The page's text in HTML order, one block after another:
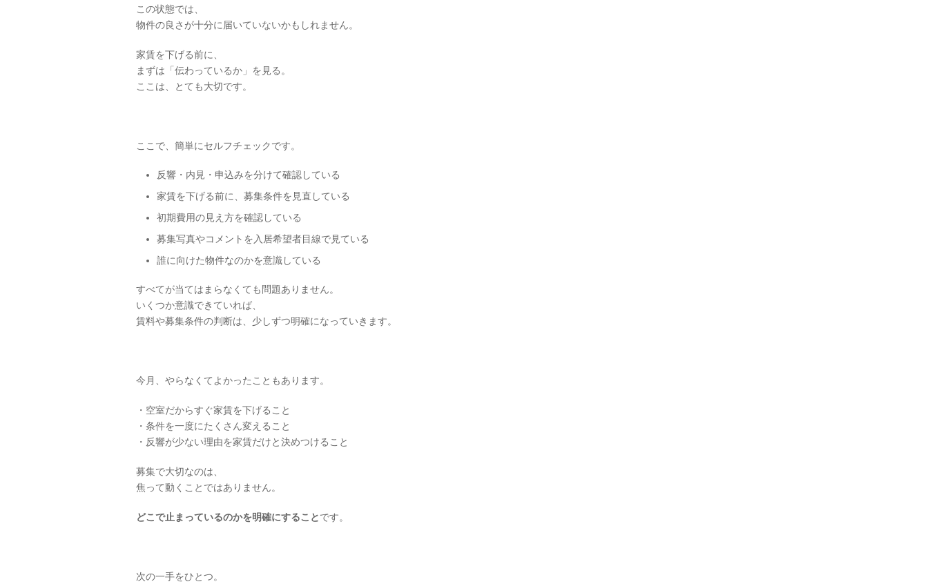
この状態では、
物件の良さが十分に届いていないかもしれません。
家賃を下げる前に、
まずは「伝わっているか」を見る。
ここは、とても大切です。
ここで、簡単にセルフチェックです。
反響・内見・申込みを分けて確認している
家賃を下げる前に、募集条件を見直している
初期費用の見え方を確認している
募集写真やコメントを入居希望者目線で見ている
誰に向けた物件なのかを意識している
すべてが当てはまらなくても問題ありません。
いくつか意識できていれば、
賃料や募集条件の判断は、少しずつ明確になっていきます。
今月、やらなくてよかったこともあります。
・空室だからすぐ家賃を下げること
・条件を一度にたくさん変えること
・反響が少ない理由を家賃だけと決めつけること
募集で大切なのは、
焦って動くことではありません。
どこで止まっているのかを明確にすることです。
次の一手をひとつ。